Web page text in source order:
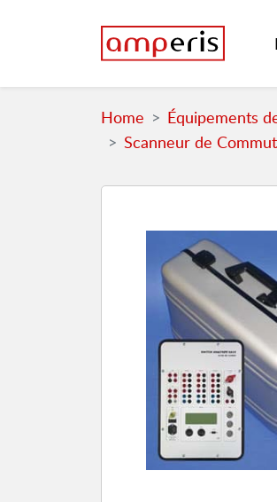
Home Équipements
Scanneur de